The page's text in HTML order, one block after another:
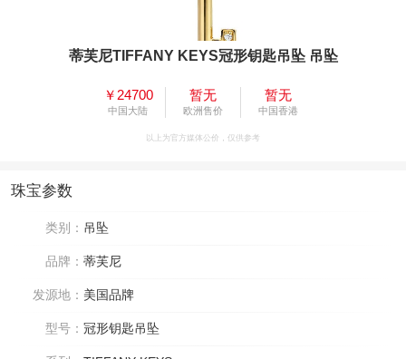
蒂芙尼TIFFANY KEYS冠形钥匙吊坠 吊坠
￥24700
中国大陆
暂无
欧洲售价
暂无
中国香港
以上为官方媒体公价，仅供参考
珠宝参数
类别： 吊坠
品牌： 蒂芙尼
发源地： 美国品牌
型号： 冠形钥匙吊坠